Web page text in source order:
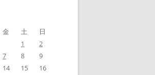
金 土
日
1
2
7 8
9
14 15
16